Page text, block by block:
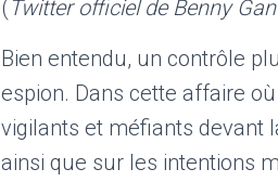
(Twitter officiel de Benny
Bien entendu, un contrôle
espion. Dans cette affaire
vigilants et méfiants devant
ainsi que sur les intentions